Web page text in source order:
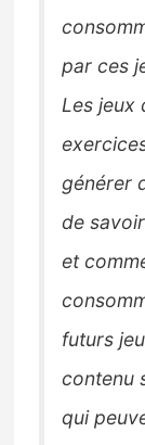
par ces
Les jeux
générer
de
et
futurs
contenu
qui